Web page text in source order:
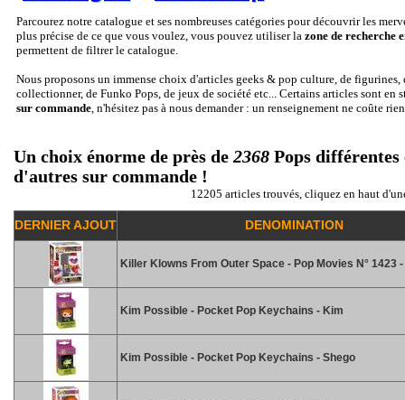
Parcourez notre catalogue et ses nombreuses catégories pour découvrir les
plus précise de ce que vous voulez, vous pouvez utiliser la zone de recherche
permettent de filtrer le catalogue.
Nous proposons un immense choix d'articles geeks & pop culture, de figurines,
collectionner, de Funko Pops, de jeux de société etc... Certains articles sont en
sur commande, n'hésitez pas à nous demander : un renseignement ne coûte
Un choix énorme de près de 2368 Pops différentes
d'autres sur commande !
12205 articles trouvés, cliquez en haut
DERNIER AJOUT DENOMINATION
Killer Klowns From Outer Space - Pop Movies N° 1423
Kim Possible - Pocket Pop Keychains - Kim
Kim Possible - Pocket Pop Keychains - Shego